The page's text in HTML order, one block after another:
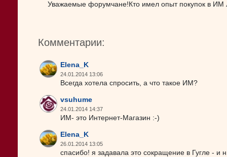
Уважаемые форумчане!Кто имел опыт покупок в ИМ
Комментарии:
Elena_K
24.01.2014 13:06
Всегда хотела спросить, а что такое ИМ?
vsuhume
24.01.2014 14:37
ИМ- это Интернет-Магазин :-)
Elena_K
26.01.2014 13:05
спасибо! я задавала это сокращение в Гугле - и